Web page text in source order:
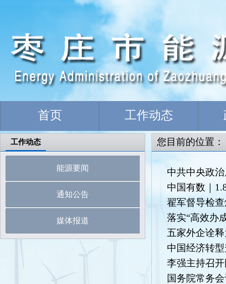
首页 工作动态
工作动态
能源要闻
通知公告
媒体报道
您目前的位置：
中共中央政
中国有数｜
翟军督导检
落实“高效办
五家外企诠
中国经济转
李强主持召
国务院常务